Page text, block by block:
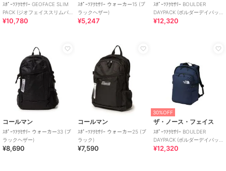
ｽﾎﾟｰﾂｱｸｾｻﾘｰ GEOFACE SLIM
PACK (ジオフェイススリムパ
ック)
¥10,780
ｽﾎﾟｰﾂｱｸｾｻﾘｰ ウォーカー15 (ブ
ラックヘザー)
¥5,247
ｽﾎﾟｰﾂｱｸｾｻﾘｰ BOULDER
DAYPACK (ボルダーデイパッ
ク)
¥12,320
コールマン
ｽﾎﾟｰﾂｱｸｾｻﾘｰ ウォーカー33 (ブ
ラックヘザー)
¥8,690
コールマン
ｽﾎﾟｰﾂｱｸｾｻﾘｰ ウォーカー25 (ブ
ラック)
¥7,590
30%OFF
ザ・ノース・フェイス
ｽﾎﾟｰﾂｱｸｾｻﾘｰ BOULDER
DAYPACK (ボルダーデイパッ
ク)
¥12,320